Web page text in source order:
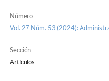
Número
Vol. 27 Núm. 53 (2024):
Sección
Artículos